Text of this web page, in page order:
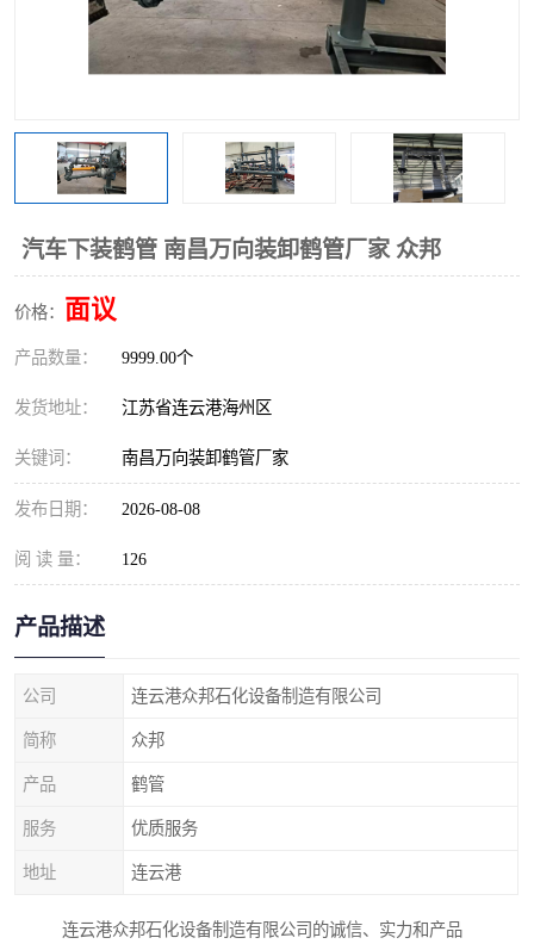
汽车下装鹤管 南昌万向装卸鹤管厂家 众邦
价格： 面议
产品数量： 9999.00个
发货地址： 江苏省连云港海州区
关键词： 南昌万向装卸鹤管厂家
发布日期： 2026-08-08
阅 读 量： 126
产品描述
公司 连云港众邦石化设备制造有限公司
简称 众邦
产品 鹤管
服务 优质服务
地址 连云港
连云港众邦石化设备制造有限公司的诚信、实力和产品